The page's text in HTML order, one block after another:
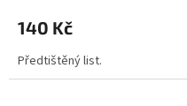
140 Kč
Předtištěný list.